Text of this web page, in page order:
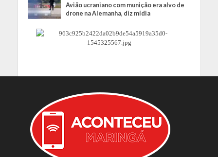
Avião ucraniano com munição era alvo de
drone na Alemanha, diz mídia